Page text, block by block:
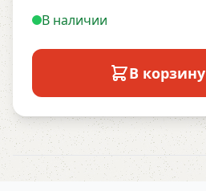
В наличии
В корзину